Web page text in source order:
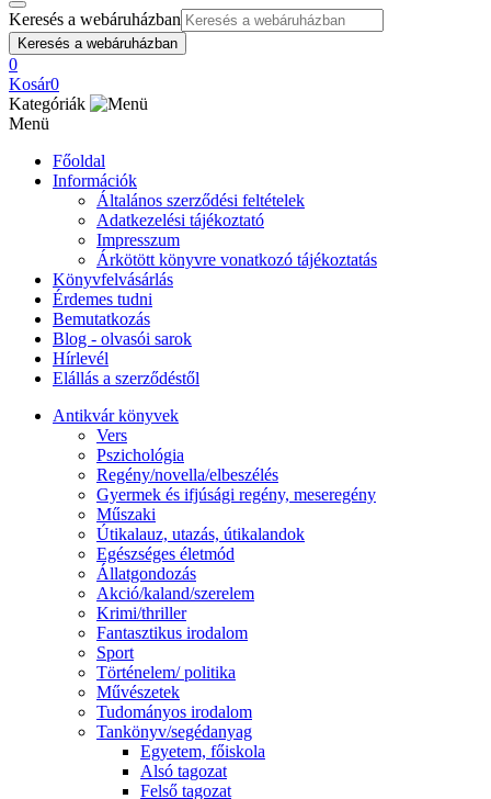
Keresés a webáruházban
Keresés a webáruházban
0
Kosár0
Kategóriák
Menü
Főoldal
Információk
Általános szerződési feltételek
Adatkezelési tájékoztató
Impresszum
Árkötött könyvre vonatkozó tájékoztatás
Könyvfelvásárlás
Érdemes tudni
Bemutatkozás
Blog - olvasói sarok
Hírlevél
Elállás a szerződéstől
Antikvár könyvek
Vers
Pszichológia
Regény/novella/elbeszélés
Gyermek és ifjúsági regény, meseregény
Műszaki
Útikalauz, utazás, útikalandok
Egészséges életmód
Állatgondozás
Akció/kaland/szerelem
Krimi/thriller
Fantasztikus irodalom
Sport
Történelem/ politika
Művészetek
Tudományos irodalom
Tankönyv/segédanyag
Egyetem, főiskola
Alsó tagozat
Felső tagozat